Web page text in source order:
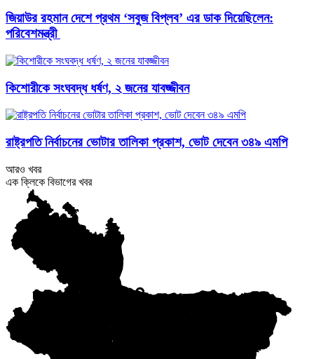
জিয়াউর রহমান দেশে প্রথম ‘সবুজ বিপ্লব’ এর ডাক দিয়েছিলেন:
পরিবেশমন্ত্রী
কিশোরীকে সংঘবদ্ধ ধর্ষণ, ২ জনের যাবজ্জীবন
রাষ্ট্রপতি নির্বাচনের ভোটার তালিকা প্রকাশ, ভোট দেবেন ৩৪৯ এমপি
আরও খবর
এক ক্লিকে বিভাগের খবর